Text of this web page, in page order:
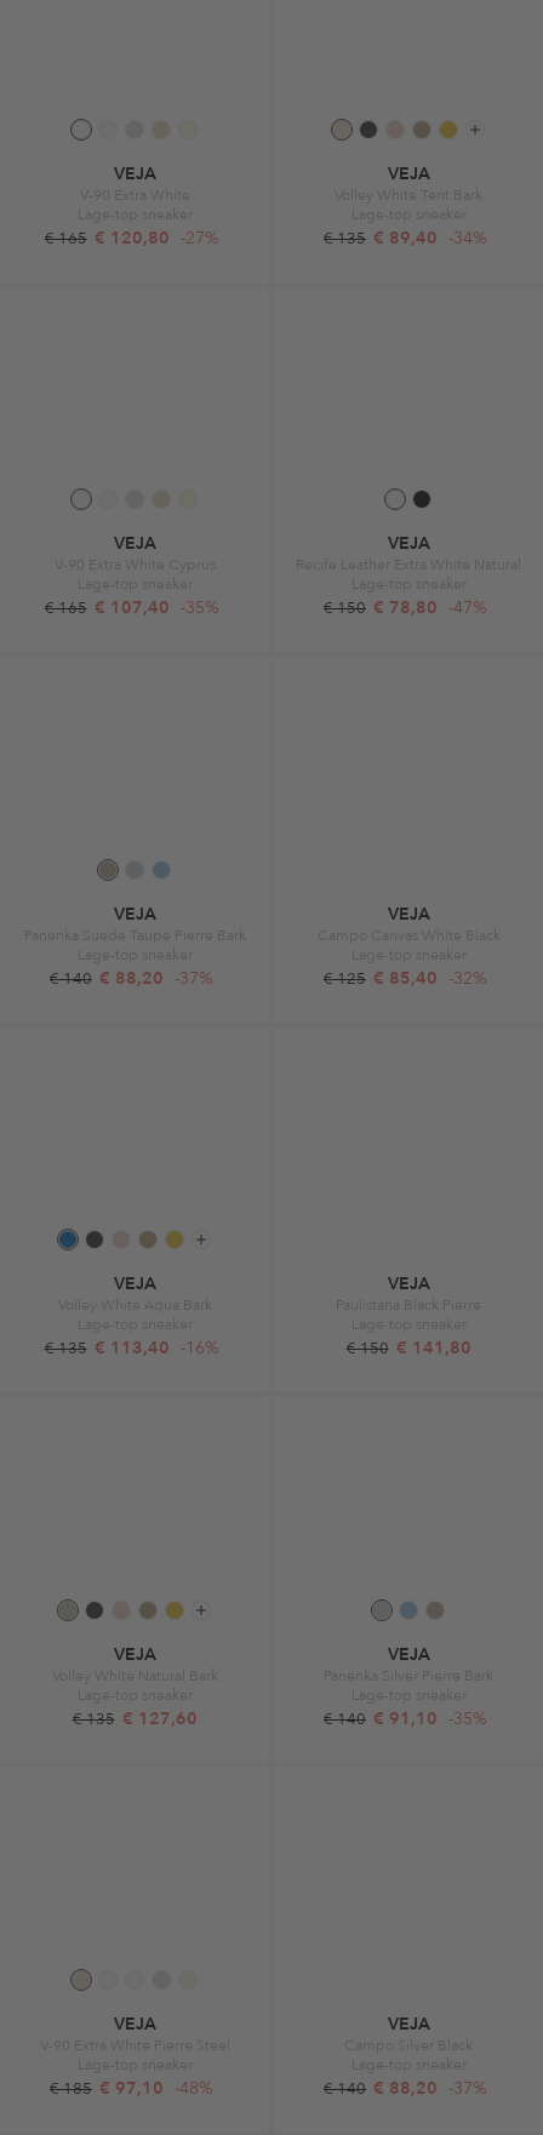
VEJA
V-90 Extra White
Lage-top sneaker
€ 165 € 120,80 -27%
VEJA
Volley White Tent Bark
Lage-top sneaker
€ 135 € 89,40 -34%
VEJA
V-90 Extra White Cyprus
Lage-top sneaker
€ 165 € 107,40 -35%
VEJA
Recife Leather Extra White Natural
Lage-top sneaker
€ 150 € 78,80 -47%
VEJA
Panenka Suede Taupe Pierre Bark
Lage-top sneaker
€ 140 € 88,20 -37%
VEJA
Campo Canvas White Black
Lage-top sneaker
€ 125 € 85,40 -32%
VEJA
Volley White Aqua Bark
Lage-top sneaker
€ 135 € 113,40 -16%
VEJA
Paulistana Black Pierre
Lage-top sneaker
€ 150 € 141,80
VEJA
Volley White Natural Bark
Lage-top sneaker
€ 135 € 127,60
VEJA
Panenka Silver Pierre Bark
Lage-top sneaker
€ 140 € 91,10 -35%
VEJA
V-90 Extra White Pierre Steel
Lage-top sneaker
€ 185 € 97,10 -48%
VEJA
Campo Silver Black
Lage-top sneaker
€ 140 € 88,20 -37%